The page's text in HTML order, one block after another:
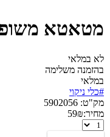
מטאטא
לא במלאי
בהזמנה משלימה
במלאי
#כלי ניקוי
מק"ט: 5902056
מחיר:
59₪
מטאטא